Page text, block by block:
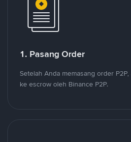
1. Pasang Order
Setelah Anda memasang order
ke escrow oleh Binance P2P.